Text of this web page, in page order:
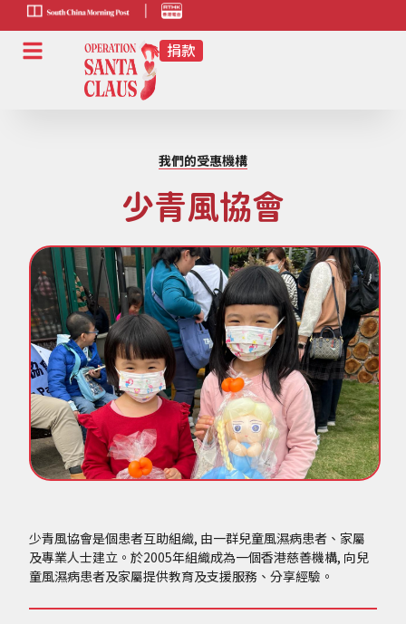
HK-
radio-
link
我們的受惠機構
少青風協會
少青風協會是個患者互助組織, 由一群兒童風濕病患者、家屬
及專業人士建立。於2005年組織成為一個香港慈善機構, 向兒
童風濕病患者及家屬提供教育及支援服務、分享經驗。